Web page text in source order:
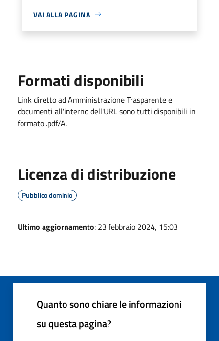
VAI ALLA PAGINA
Formati disponibili
Link diretto ad Amministrazione Trasparente e I
documenti all'interno dell'URL sono tutti disponibili in
formato .pdf/A.
Licenza di distribuzione
Pubblico dominio
Ultimo aggiornamento: 23 febbraio 2024, 15:03
Quanto sono chiare le informazioni
su questa pagina?